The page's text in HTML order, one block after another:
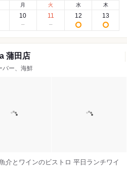
月
10
火
11
水
12
木
13
蒲田店
バー、海鮮
介とワインのビストロ 平日ランチワイ